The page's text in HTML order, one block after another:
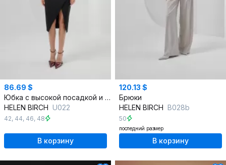
86.69 $
Юбка с высокой посадкой и разрезом, на потайной молнии
HELEN BIRCH U022
42, 44, 46, 48
В корзину
120.13 $
Брюки
HELEN BIRCH B028b
50
последний размер
В корзину